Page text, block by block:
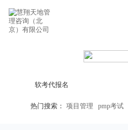
热门搜索：项目管理 pmp考试